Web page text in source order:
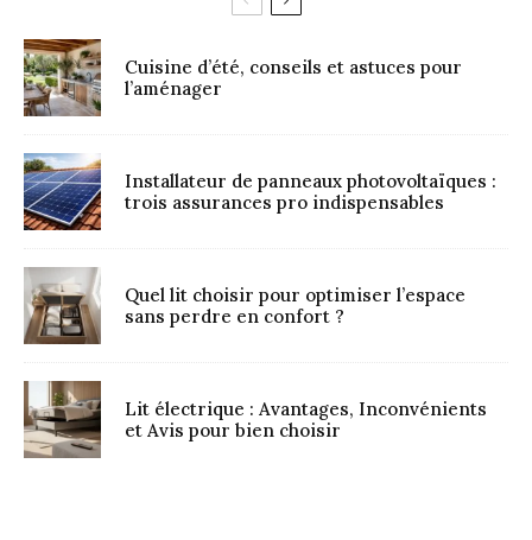
Cuisine d’été, conseils et astuces pour
l’aménager
Installateur de panneaux photovoltaïques :
trois assurances pro indispensables
Quel lit choisir pour optimiser l’espace
sans perdre en confort ?
Lit électrique : Avantages, Inconvénients
et Avis pour bien choisir